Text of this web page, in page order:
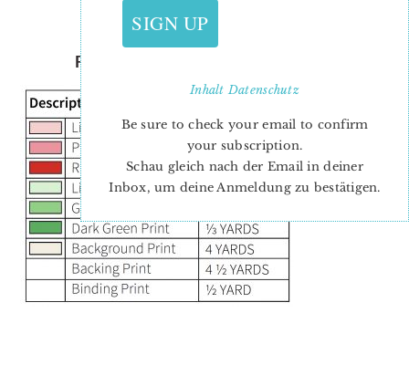
FABRIC REQUIREMENTS-2
SIGN UP
InhaltDatenschutz
Be sure to check your email to confirm
your subscription.
Schau gleich nach der Email in deiner
Inbox, um deine Anmeldung zu bestätigen.